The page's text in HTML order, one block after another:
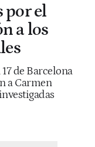
por el
a los
de Barcelona
a Carmen